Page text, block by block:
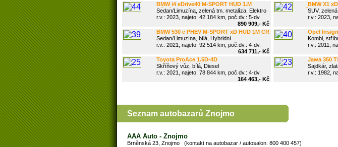
BMW i4 eDrive40 M-SPORT HUD 1.M
TAŽNÉ
Sedan/Limuzína, zelená tm. metalíza, Elektro
r.v.: 2023, najeto: 42 184 km, poč.dv.: 5-dv.
890 909,- Kč
BMW X1
ČR
SUV,
r.v.: 2023,
BMW 530 e PHEV M-SPORT xD HUD 1M ČR
Sedan/Limuzína, bílá, Hybridní
r.v.: 2021, najeto: 92 514 km, poč.dv.: 4-dv.
634 711,- Kč
Opel
Kombi,
r.v.: 2011,
Toyota ProAce 1.5D-4D
75kW*L2H1*CZ*78tisKM
Skříňový vůz, bílá, Diesel
r.v.: 2021, najeto: 78 844 km, poč.dv.: 4-dv.
164 463,- Kč
Jawa 350
Sajdkár,
r.v.: 1982,
Seznam autobazarů Znojmo
AAA Auto - Znojmo
Brněnská 23, Znojmo (kontakt na autobazar / autosalon: 800 400 457)